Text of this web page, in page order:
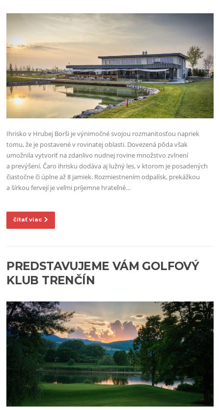
Ihrisko v Hrubej Borši je výnimočné svojou rozmanitosťou napriek
tomu, že je postavené v rovinatej oblasti. Dovezená pôda však
umožnila vytvoriť na zdanlivo nudnej rovine množstvo zvlnení
a prevýšení. Čaro ihrisku dodáva aj lužný les, v ktorom je posadených
čiastočne či úplne až 8 jamiek. Rozmiestnením odpalísk, prekážkou
a šírkou fervejí je veľmi príjemne hrateľné…
čítať viac
PREDSTAVUJEME VÁM GOLFOVÝ
KLUB TRENČÍN